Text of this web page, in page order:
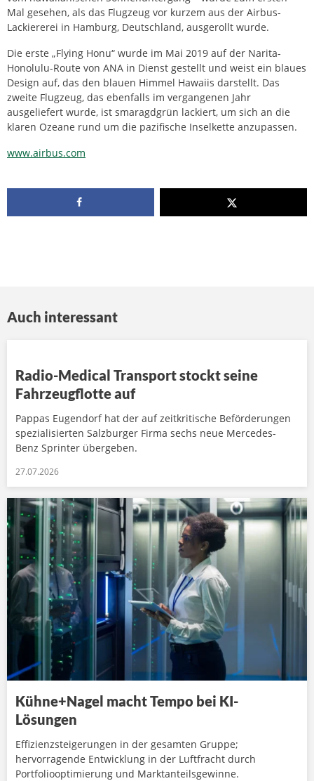
Mal gesehen, als das Flugzeug vor kurzem aus der Airbus-
Lackiererei in Hamburg, Deutschland, ausgerollt wurde.
Die erste „Flying Honu“ wurde im Mai 2019 auf der Narita-
Honolulu-Route von ANA in Dienst gestellt und weist ein blaues
Design auf, das den blauen Himmel Hawaiis darstellt. Das
zweite Flugzeug, das ebenfalls im vergangenen Jahr
ausgeliefert wurde, ist smaragdgrün lackiert, um sich an die
klaren Ozeane rund um die pazifische Inselkette anzupassen.
www.airbus.com
Auch interessant
Radio-Medical Transport stockt seine
Fahrzeugflotte auf
Pappas Eugendorf hat der auf zeitkritische Beförderungen
spezialisierten Salzburger Firma sechs neue Mercedes-
Benz Sprinter übergeben.
27.07.2026
Kühne+Nagel macht Tempo bei KI-
Lösungen
Effizienzsteigerungen in der gesamten Gruppe;
hervorragende Entwicklung in der Luftfracht durch
Portfoliooptimierung und Marktanteilsgewinne.